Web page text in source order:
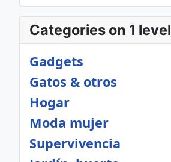
Categories on 1 level
Gadgets
Gatos & otros
Hogar
Moda mujer
Supervivencia